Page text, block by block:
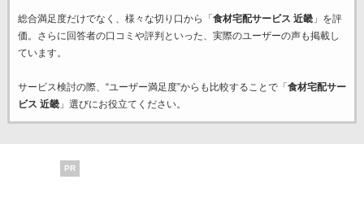
総合満足度だけでなく、様々な切り口から「 食材宅配サービス 近畿」を評
価。さらに回答者の口コミや評判といった、実際のユーザーの声も掲載し
ています。
サービス検討の際、“ユーザー満足度”からも比較することで「 食材宅配サー
ビス 近畿」選びにお役立てください。
PR